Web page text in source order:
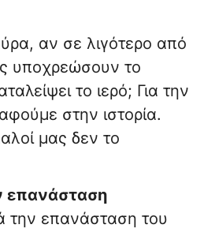
αν σε λιγότερο από
υποχρεώσουν το
το ιερό; Για την
στην ιστορία.
μας δεν το
επανάσταση
την επανάσταση του